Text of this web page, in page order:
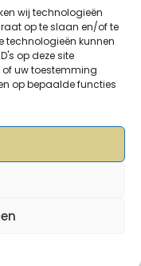
wij technologieën
op te slaan en/of te
technologieën kunnen
op deze site
of uw toestemming
op bepaalde functies
- In opdracht